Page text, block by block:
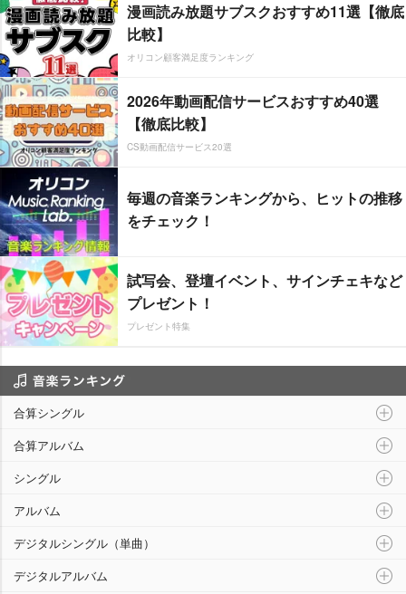
漫画読み放題サブスクおすすめ11選【徹底
比較】
オリコン顧客満足度ランキング
2026年動画配信サービスおすすめ40選
【徹底比較】
CS動画配信サービス20選
毎週の音楽ランキングから、ヒットの推移
をチェック！
試写会、登壇イベント、サインチェキなど
プレゼント！
プレゼント特集
合算シングル
合算アルバム
シングル
アルバム
デジタルシングル（単曲）
デジタルアルバム